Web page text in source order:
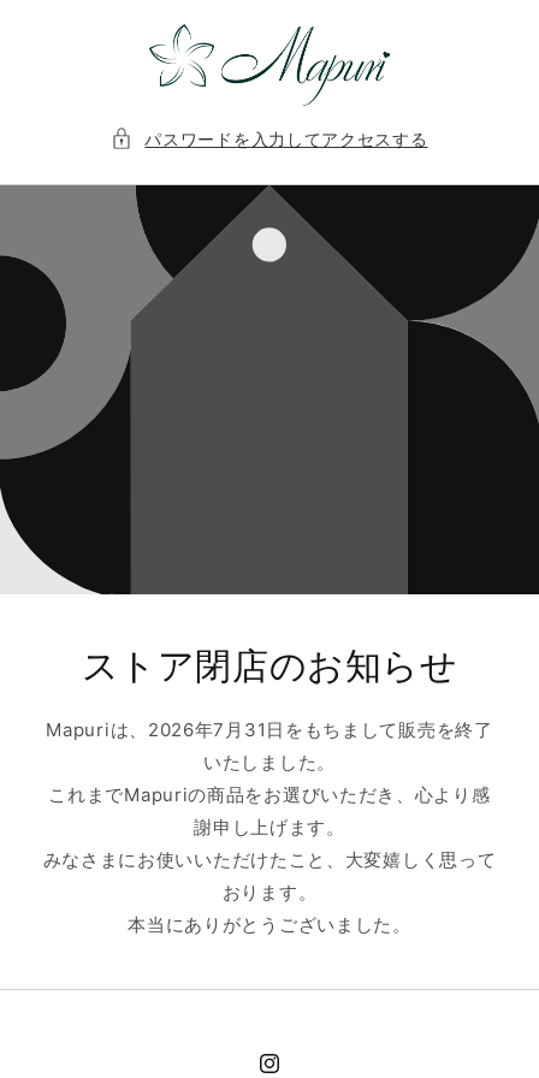
パスワードを入力してアクセスする
ストア閉店のお知らせ
Mapuriは、2026年7月31日をもちまして販売を終了
いたしました。
これまでMapuriの商品をお選びいただき、心より感
謝申し上げます。
みなさまにお使いいただけたこと、大変嬉しく思って
おります。
本当にありがとうございました。